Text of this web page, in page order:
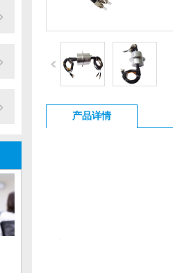
产品详情